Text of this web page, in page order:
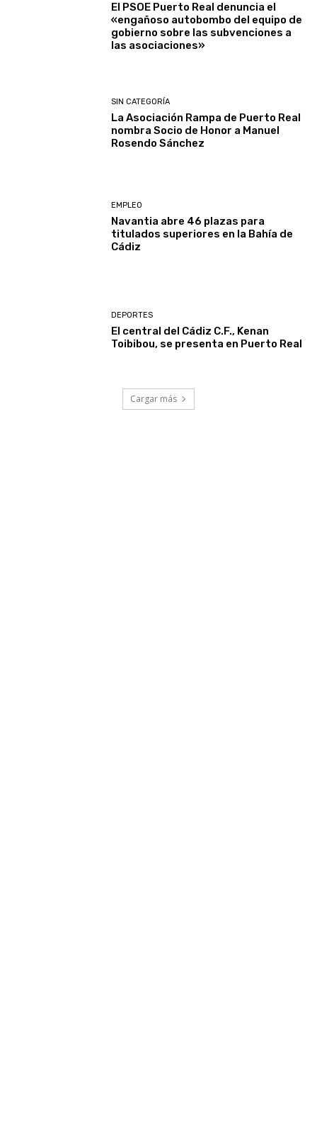
El PSOE Puerto Real denuncia el
«engañoso autobombo del equipo de
gobierno sobre las subvenciones a
las asociaciones»
SIN CATEGORÍA
La Asociación Rampa de Puerto Real
nombra Socio de Honor a Manuel
Rosendo Sánchez
EMPLEO
Navantia abre 46 plazas para
titulados superiores en la Bahía de
Cádiz
DEPORTES
El central del Cádiz C.F., Kenan
Toibibou, se presenta en Puerto Real
Cargar más